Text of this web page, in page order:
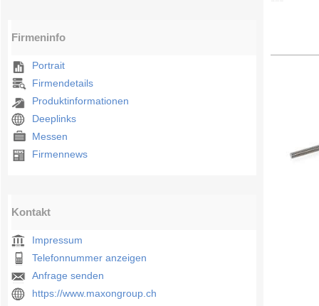
Firmeninfo
Portrait
Firmendetails
Produktinformationen
Deeplinks
Messen
Firmennews
Kontakt
Impressum
Telefonnummer anzeigen
Anfrage senden
https://www.maxongroup.ch